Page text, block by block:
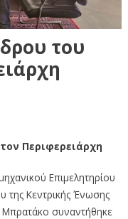
του
Περιφερειάρχη
Επιμελητηρίου
Κεντρικής Ένωσης
Μπρατάκο συναντήθηκε